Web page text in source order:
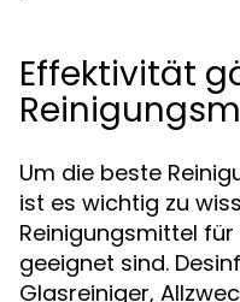
Effektivität
Um die beste
ist es wichtig zu
Reinigungsmittel
geeignet sind.
Glasreiniger,